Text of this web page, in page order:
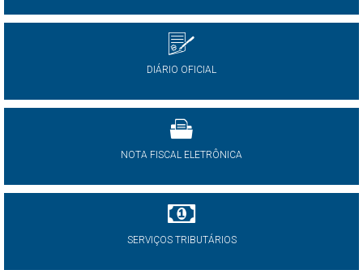
DIÁRIO OFICIAL
NOTA FISCAL ELETRÔNICA
SERVIÇOS TRIBUTÁRIOS